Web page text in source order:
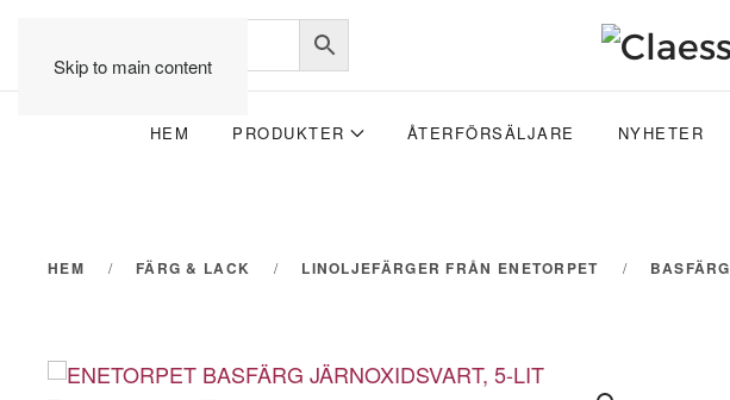
Skip to main content
HEM PRODUKTER ÅTERFÖRSÄLJARE NYHETER
HEM FÄRG & LACK LINOLJEFÄRGER FRÅN ENETORPET BASFÄRG